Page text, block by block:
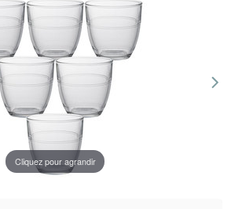
Cliquez pour agrandir